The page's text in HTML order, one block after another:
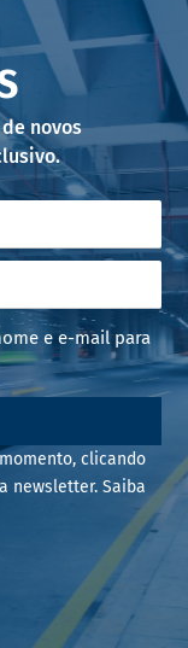
novos
e e-mail para
clicando
newsletter. Saiba